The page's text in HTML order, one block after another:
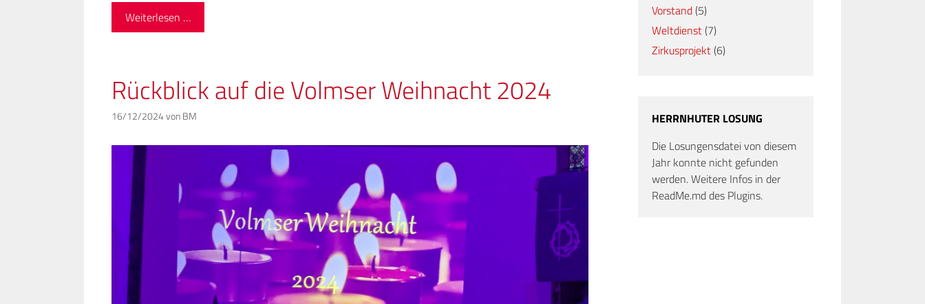
Weiterlesen …
Rückblick auf die Volmser Weihnacht 2024
16/12/2024von BM
Vorstand (5)
Weltdienst (7)
Zirkusprojekt (6)
HERRNHUTER LOSUNG
Die Losungensdatei von diesem
Jahr konnte nicht gefunden
werden. Weitere Infos in der
ReadMe.md des Plugins.